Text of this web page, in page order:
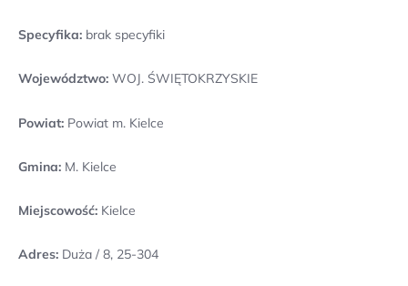
Specyfika: brak specyfiki
Województwo: WOJ. ŚWIĘTOKRZYSKIE
Powiat: Powiat m. Kielce
Gmina: M. Kielce
Miejscowość: Kielce
Adres: Duża / 8, 25-304